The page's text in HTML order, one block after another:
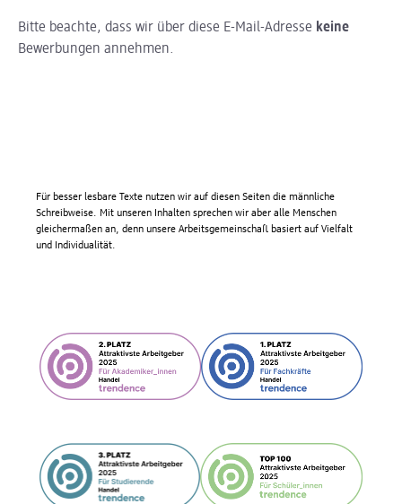
Bitte beachte, dass wir über diese E-Mail-Adresse keine
Bewerbungen annehmen.
Für besser lesbare Texte nutzen wir auf diesen Seiten die männliche
Schreibweise. Mit unseren Inhalten sprechen wir aber alle Menschen
gleichermaßen an, denn unsere Arbeitsgemeinschaft basiert auf Vielfalt
und Individualität.